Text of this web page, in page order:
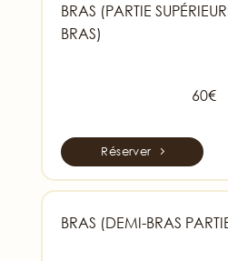
BRAS (PARTIE
BRAS)
60€
Réserver
BRAS (DEMI-BRAS